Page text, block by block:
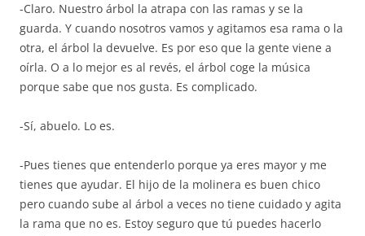
-Claro. Nuestro árbol la atrapa con las ramas y se la
guarda. Y cuando nosotros vamos y agitamos esa rama o la
otra, el árbol la devuelve. Es por eso que la gente viene a
oírla. O a lo mejor es al revés, el árbol coge la música
porque sabe que nos gusta. Es complicado.
-Sí, abuelo. Lo es.
-Pues tienes que entenderlo porque ya eres mayor y me
tienes que ayudar. El hijo de la molinera es buen chico
pero cuando sube al árbol a veces no tiene cuidado y agita
la rama que no es. Estoy seguro que tú puedes hacerlo